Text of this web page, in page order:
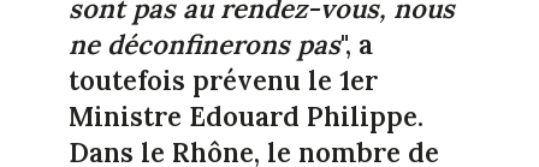
sont pas au rendez-vous, nous
ne déconfinerons pas", a
toutefois prévenu le 1er
Ministre Edouard Philippe.
Dans le Rhône, le nombre de